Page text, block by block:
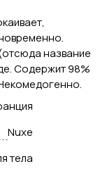
название
Содержит 98%
Nuxe
тела